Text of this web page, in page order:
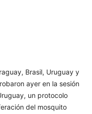
Brasil, Uruguay y
ayer en la sesión
un protocolo
del mosquito